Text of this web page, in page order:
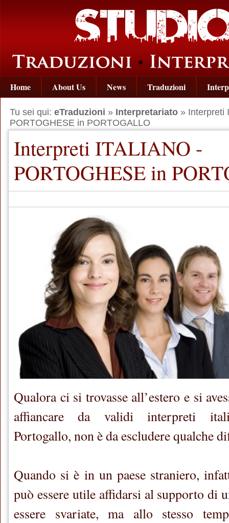
Home About Us News Traduzioni
Tu sei qui: eTraduzioni » Interpretariato » Interpreti
PORTOGHESE in PORTOGALLO
Interpreti ITALIANO -
PORTOGHESE in
Qualora ci si trovasse all’estero e si
affiancare da validi interpreti
Portogallo, non è da escludere qualche
Quando si è in un paese straniero,
può essere utile affidarsi al supporto di
essere svariate, ma allo stesso